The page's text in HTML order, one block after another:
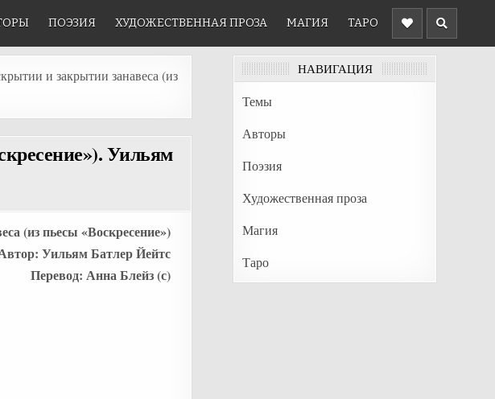
ПОЭЗИЯ ХУДОЖЕСТВЕННАЯ ПРОЗА МАГИЯ ТАРО
и закрытии занавеса (из
Уильям
(из пьесы «Воскресение»)
Уильям Батлер Йейтс
Перевод: Анна Блейз (с)
НАВИГАЦИЯ
Темы
Авторы
Поэзия
Художественная проза
Магия
Таро